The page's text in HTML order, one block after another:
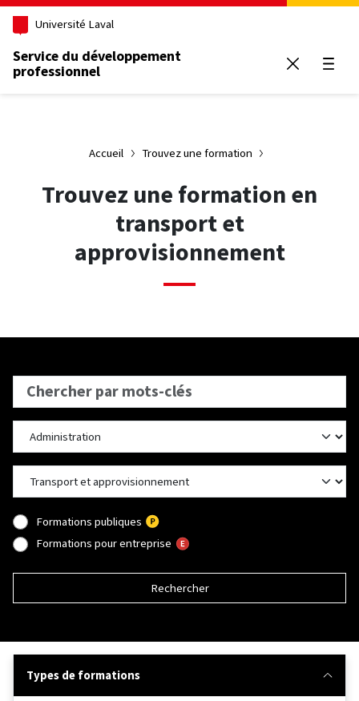
Aller au contenu principal
Université Laval
Service du développement
professionnel
Accueil Trouvez une formation
Trouvez une formation en
transport et
approvisionnement
Formations publiques
Formations pour entreprise
Rechercher
Types de formations